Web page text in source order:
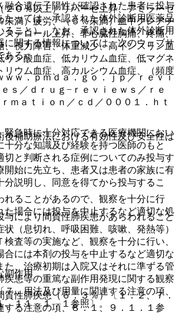
０％以上）リパーゼ上昇、アミラーゼ
未満）疲労、（５％未満）血中クレアチ
ステロール上昇、非心臓性胸痛、疼痛、
、視力障害、体重減少、高インスリン血
リン酸血症、低カリウム血症、低マグネ
リウム血症、高カルシウム血症、（頻度
急時に十分対応できる医療機関におい
十分な知識及び経験を持つ医師のもと
切と判断される症例についてのみ投与す
開始に先立ち、患者又は患者の家族に有
分説明し、同意を得てから投与するこ
により間質性肺疾患があらわれること
（息切れ、呼吸困難、咳嗽、発熱等）
査等の実施など、観察を十分に行い、
合には本剤の投与を中止するなど適切な
た、治療初期は入院又はそれに準ずる管
疾患等の重篤な副作用発現に関する観察
７．用法及び用量に関連する注意の項、
１１．１．１参照〕。
融合遺伝子陽性が確認された患者に投与
たっては、承認された体外診断用医薬品
ること）。なお、承認された体外診断用
に関する情報については、次のウェブサ
ある：
ｗｗ．ｐｍｄａ．ｇｏ．ｊｐ／ｒｅｖｉ
ｓ／ｄｒｕｇ−ｒｅｖｉｅｗｓ／ｒｅ
ｍａｔｉｏｎ／ｃｄ／０００１．ｈｔ
補助療法における有効性及び安全性は
れることがあるので、観察を十分に行
た場合には投与を中止するなど適切な処
副作用
性肺疾患（６．３％）〔１．２、７．
する注意の項、８．１、９．１．１参